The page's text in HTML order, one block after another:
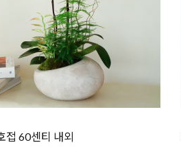
접 60센티 내외